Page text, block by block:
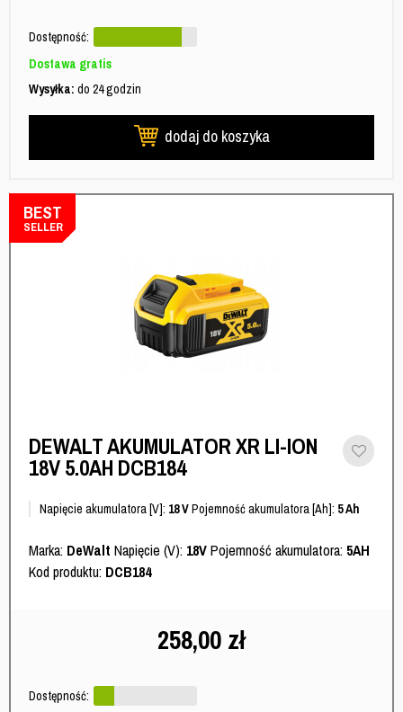
Dostępność:
Dostawa gratis
Wysyłka: do 24 godzin
dodaj do koszyka
BEST
SELLER
DEWALT AKUMULATOR XR LI-ION
18V 5.0AH DCB184
Napięcie akumulatora [V]: 18 VPojemność akumulatora [Ah]: 5 Ah
Marka: DeWalt Napięcie (V): 18VPojemność akumulatora: 5AH
Kod produktu: DCB184
258,00 zł
Dostępność: